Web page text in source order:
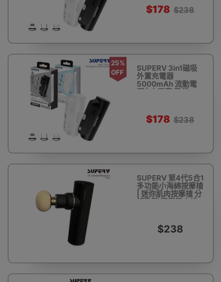
| Micro三種磁吸接
頭 - 黑色
$178 $238
25%
OFF
SUPERV 3in1磁吸
外置充電器
5000mAh 流動電
源 | 充電寶 尿袋
| Micro三種磁吸接
白色$178 $238
SUPERV 第4代5合1
多功能小海綿按摩槍
| 迷你肌肉按摩槍 分
解乳酸 深層肌肉按
$238